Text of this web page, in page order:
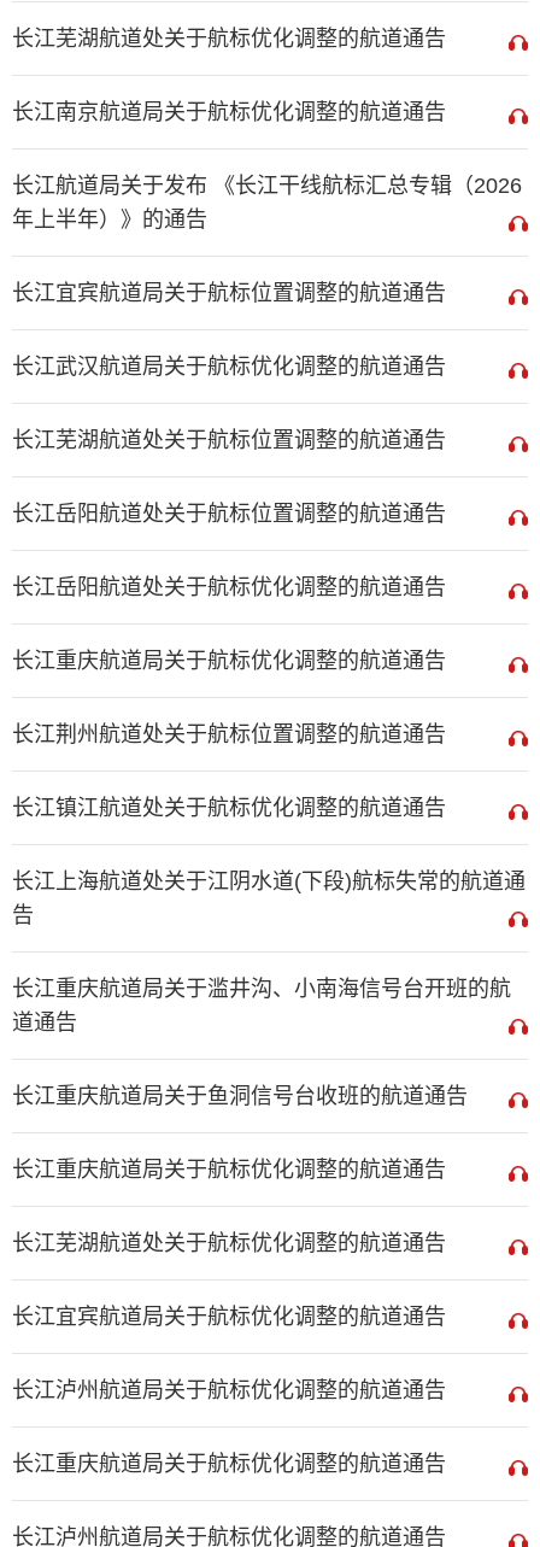
长江芜湖航道处关于航标优化调整的航道通告
长江南京航道局关于航标优化调整的航道通告
长江航道局关于发布 《长江干线航标汇总专辑（2026
年上半年）》的通告
长江宜宾航道局关于航标位置调整的航道通告
长江武汉航道局关于航标优化调整的航道通告
长江芜湖航道处关于航标位置调整的航道通告
长江岳阳航道处关于航标位置调整的航道通告
长江岳阳航道处关于航标优化调整的航道通告
长江重庆航道局关于航标优化调整的航道通告
长江荆州航道处关于航标位置调整的航道通告
长江镇江航道处关于航标优化调整的航道通告
长江上海航道处关于江阴水道(下段)航标失常的航道通
告
长江重庆航道局关于滥井沟、小南海信号台开班的航
道通告
长江重庆航道局关于鱼洞信号台收班的航道通告
长江重庆航道局关于航标优化调整的航道通告
长江芜湖航道处关于航标优化调整的航道通告
长江宜宾航道局关于航标优化调整的航道通告
长江泸州航道局关于航标优化调整的航道通告
长江重庆航道局关于航标优化调整的航道通告
长江泸州航道局关于航标优化调整的航道通告